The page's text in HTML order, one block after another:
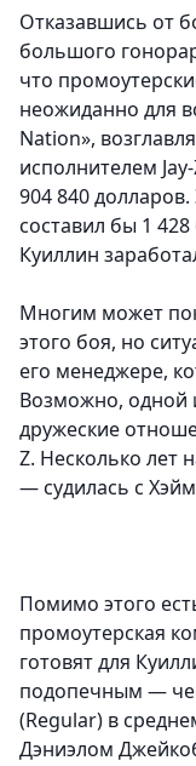
Отказавшись от
большого
что
неожиданно для
Nation»,
исполнителем
904 840
составил бы 1
Куиллин
Многим может
этого боя, но
его менеджере,
Возможно, одной
дружеские
Z. Несколько лет
— судилась с
Помимо этого
промоутерская
готовят для
подопечным —
(Regular) в
Дэниэлом